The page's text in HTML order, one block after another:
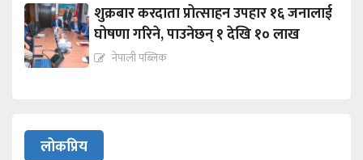
शुक्रबार करदाता प्रोत्साहन उपहार १६ जनालाई
घोषणा गरिने, पाउनेछन् १ देखि १० लाख
नेपाली पब्लिक
लोकप्रिय